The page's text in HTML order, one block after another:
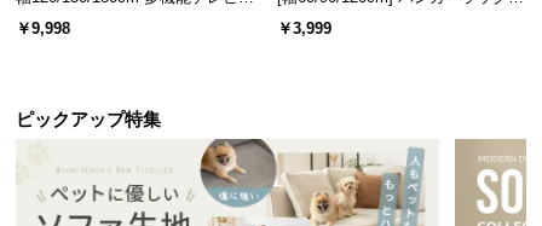
ード 木目/石目調 オープン収納・
引き出し収納付き
￥9,998
スチール 4段階高さ調節 サイドフ
ック オープンラック シンプル
￥3,999
ピックアップ特集